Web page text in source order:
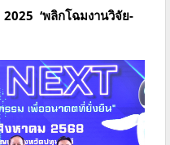
‘พลิกโฉมงานวิจัย-